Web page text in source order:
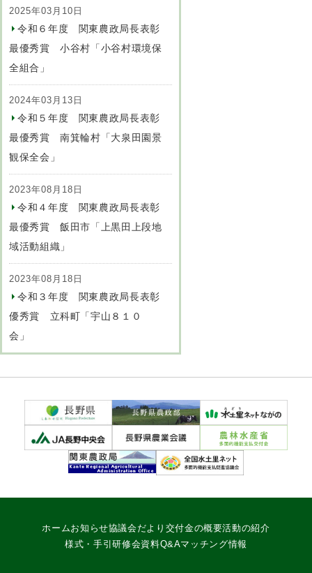
2025年03月10日
令和６年度 関東農政局長表彰
最優秀賞 小谷村「小谷村環境保
全組合」
2024年03月13日
令和５年度 関東農政局長表彰
最優秀賞 南箕輪村「大泉田園景
観保全会」
2023年08月18日
令和４年度 関東農政局長表彰
最優秀賞 飯田市「上黒田上段地
域活動組織」
2023年08月18日
令和３年度 関東農政局長表彰
優秀賞 立科町「宇山８１０
会」
ホームお知らせ協議会だより 交付金の概要活動の紹介
様式・手引研修会資料Q&Aマッチング情報